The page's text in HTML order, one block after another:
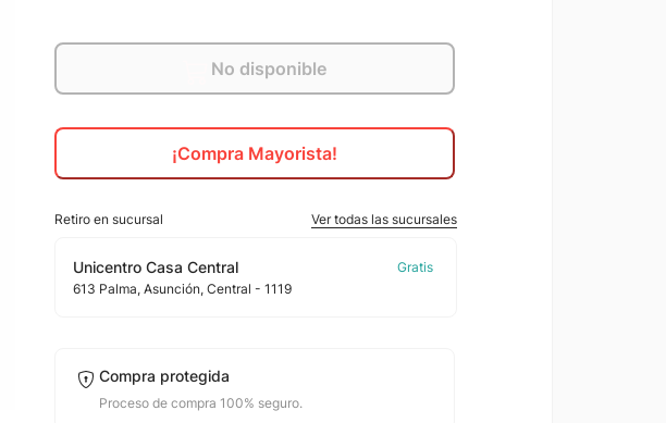
No disponible
¡Compra Mayorista!
Retiro en sucursal Ver todas las sucursales
Unicentro Casa Central
613 Palma, Asunción, Central - 1119
Compra protegida
Proceso de compra 100% seguro.